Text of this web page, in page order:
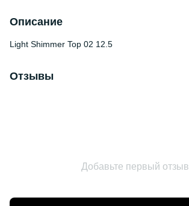
Описание
Light Shimmer Top 02 12.5
Отзывы
Добавьте первый отзыв